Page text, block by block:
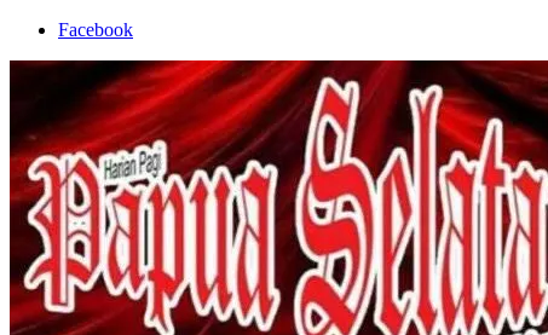
Skip
content
Facebook